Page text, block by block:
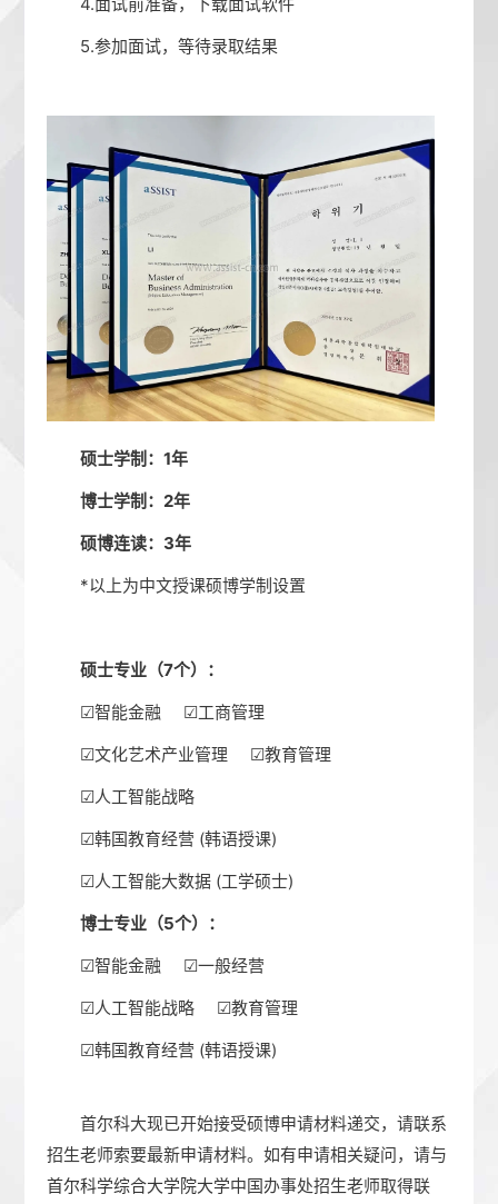
5.参加面试，等待录取结果
硕士学制：1年
博士学制：2年
硕博连读：3年
*以上为中文授课硕博学制设置
硕士专业（7个）：
☑智能金融 ☑工商管理
☑文化艺术产业管理 ☑教育管理
☑人工智能战略
☑韩国教育经营 (韩语授课)
☑人工智能大数据 (工学硕士)
博士专业（5个）：
☑智能金融 ☑一般经营
☑人工智能战略 ☑教育管理
☑韩国教育经营 (韩语授课)
首尔科大现已开始接受硕博申请材料递交，请联系
招生老师索要最新申请材料。如有申请相关疑问，请与
首尔科学综合大学院大学中国办事处招生老师取得联